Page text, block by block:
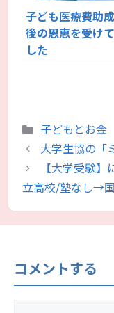
子ども医療費助
後の恩恵を受け
した
カ
テ
ゴ
リ
ー
子どもとお金
大学生協の「
【大学受験
立高校/塾なし→国
コメントする